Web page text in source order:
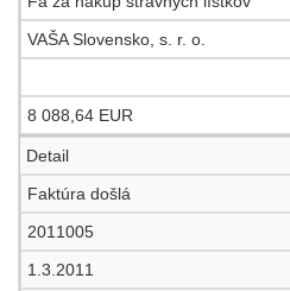
VAŠA Slovensko, s. r. o.
8 088,64 EUR
Detail
Faktúra došlá
2011005
1.3.2011